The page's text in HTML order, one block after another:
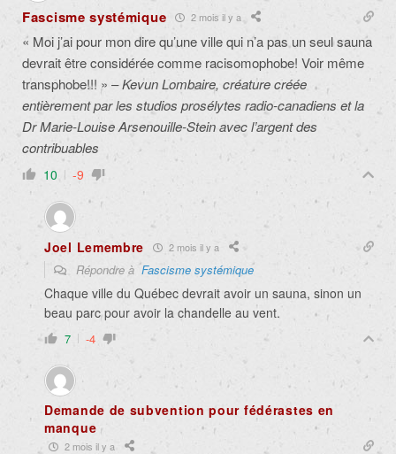
Fascisme systémique 2 mois il y a
« Moi j’ai pour mon dire qu’une ville qui n’a pas un seul sauna
devrait être considérée comme racisomophobe! Voir même
transphobe!!! » –Kevun Lombaire, créature créée
entièrement par les studios prosélytes radio-canadiens et la
Dr Marie-Louise Arsenouille-Stein avec l’argent des
contribuables
10 -9
Joel Lemembre 2 mois il y a
Répondre àFascisme systémique
Chaque ville du Québec devrait avoir un sauna, sinon un
beau parc pour avoir la chandelle au vent.
7 -4
Demande de subvention pour fédérastes en
manque
2 mois il y a